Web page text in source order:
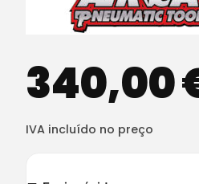
340,00
IVA incluído no preço